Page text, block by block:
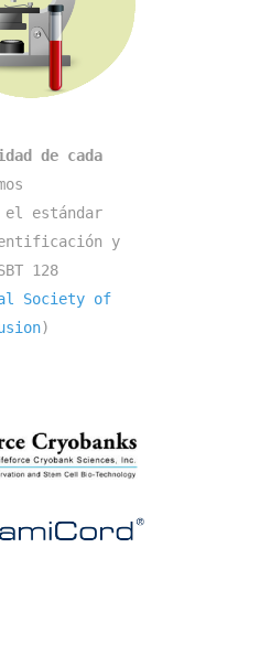
de cada
el estándar
y
128
Society of
)